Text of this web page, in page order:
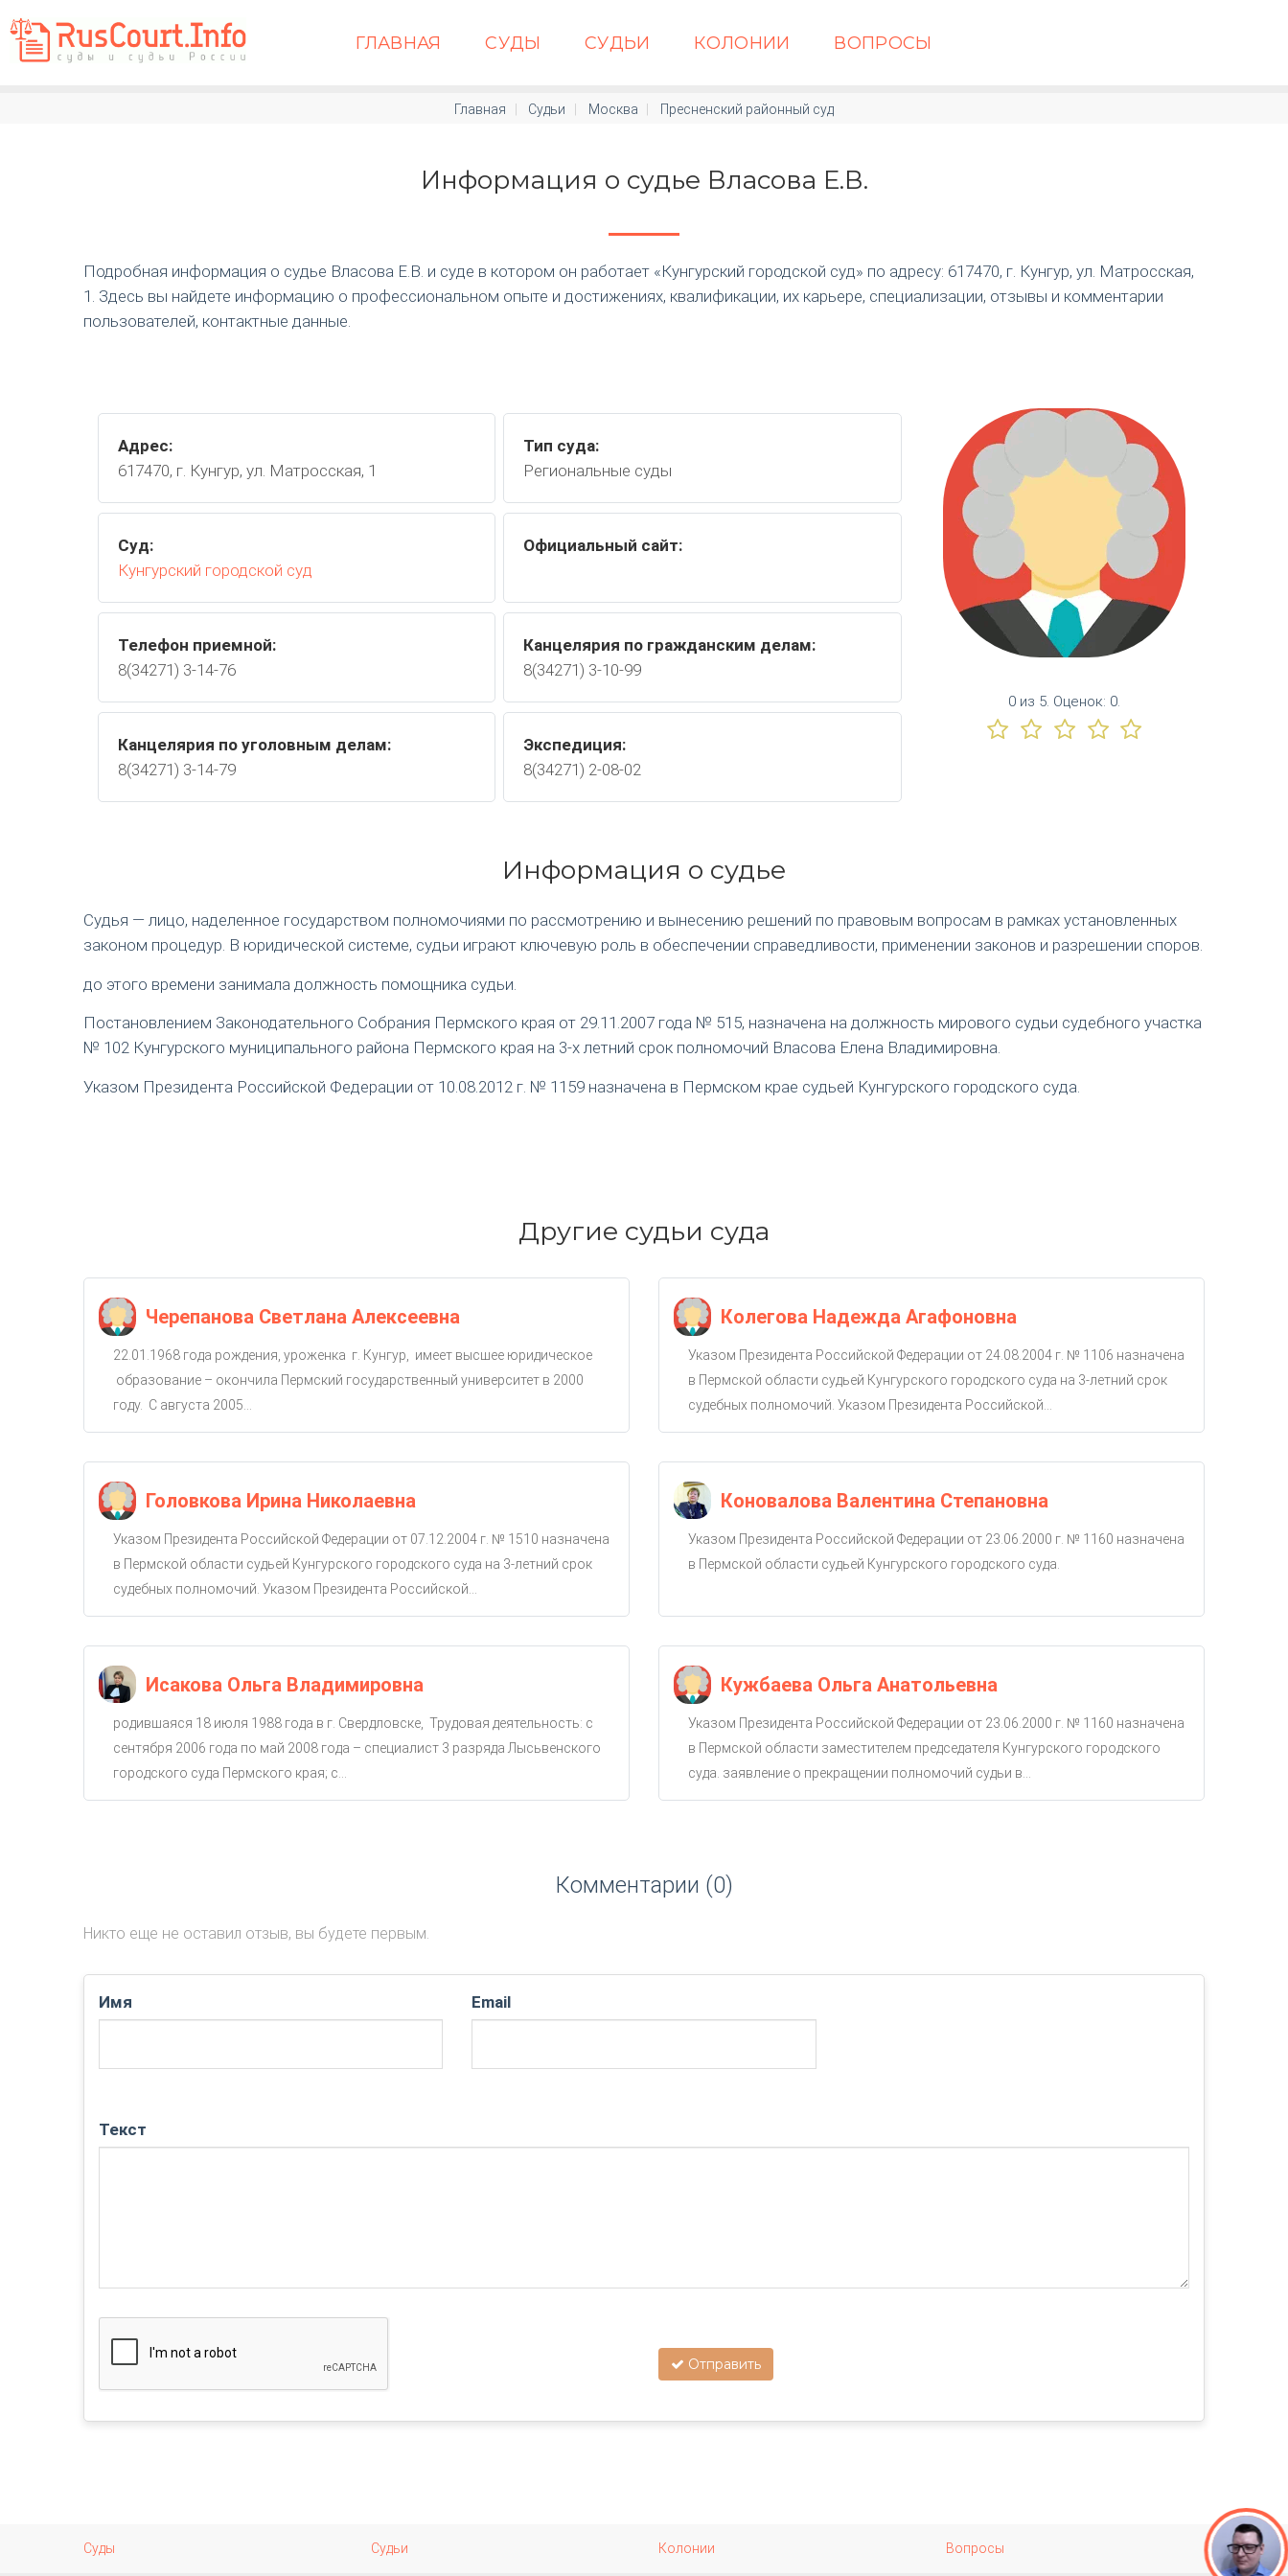
ГЛАВНАЯ СУДЫ СУДЬИ КОЛОНИИ ВОПРОСЫ
Главная Судьи Москва Пресненский районный суд
Информация о судье Власова Е.В.
Подробная информация о судье Власова Е.В. и суде в котором он работает «Кунгурский городской суд» по адресу: 617470, г. Кунгур, ул. Матросская,
1. Здесь вы найдете информацию о профессиональном опыте и достижениях, квалификации, их карьере, специализации, отзывы и комментарии
пользователей, контактные данные.
Адрес:
617470, г. Кунгур, ул. Матросская, 1
Тип суда:
Региональные суды
Суд:
Кунгурский городской суд
Официальный сайт:
Телефон приемной:
8(34271) 3-14-76
Канцелярия по гражданским делам:
8(34271) 3-10-99
Канцелярия по уголовным делам:
8(34271) 3-14-79
Экспедиция:
8(34271) 2-08-02
0 из 5. Оценок: 0.
Информация о судье
Судья — лицо, наделенное государством полномочиями по рассмотрению и вынесению решений по правовым вопросам в рамках установленных
законом процедур. В юридической системе, судьи играют ключевую роль в обеспечении справедливости, применении законов и разрешении споров.
до этого времени занимала должность помощника судьи.
Постановлением Законодательного Собрания Пермского края от 29.11.2007 года № 515, назначена на должность мирового судьи судебного участка
№ 102 Кунгурского муниципального района Пермского края на 3-х летний срок полномочий Власова Елена Владимировна.
Указом Президента Российской Федерации от 10.08.2012 г. № 1159 назначена в Пермском крае судьей Кунгурского городского суда.
Другие судьи суда
Черепанова Светлана Алексеевна
22.01.1968 года рождения, уроженка г. Кунгур, имеет высшее юридическое
образование – окончила Пермский государственный университет в 2000
году. С августа 2005...
Головкова Ирина Николаевна
Указом Президента Российской Федерации от 07.12.2004 г. № 1510 назначена
в Пермской области судьей Кунгурского городского суда на 3-летний срок
судебных полномочий. Указом Президента Российской...
Исакова Ольга Владимировна
родившаяся 18 июля 1988 года в г. Свердловске, Трудовая деятельность: с
сентября 2006 года по май 2008 года – специалист 3 разряда Лысьвенского
городского суда Пермского края; с...
Колегова Надежда Агафоновна
Указом Президента Российской Федерации от 24.08.2004 г. № 1106 назначена
в Пермской области судьей Кунгурского городского суда на 3-летний срок
судебных полномочий. Указом Президента Российской...
Коновалова Валентина Степановна
Указом Президента Российской Федерации от 23.06.2000 г. № 1160 назначена
в Пермской области судьей Кунгурского городского суда.
Кужбаева Ольга Анатольевна
Указом Президента Российской Федерации от 23.06.2000 г. № 1160 назначена
в Пермской области заместителем председателя Кунгурского городского
суда. заявление о прекращении полномочий судьи в...
Комментарии (0)
Никто еще не оставил отзыв, вы будете первым.
Имя Email
Текст
Отправить
Суды Судьи Колонии Вопросы